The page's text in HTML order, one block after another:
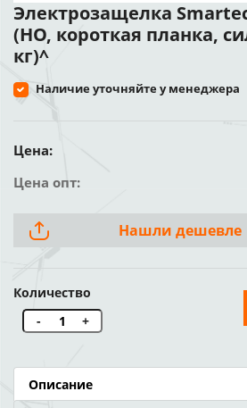
Электрозащелка Smartec
(НО, короткая планка,
кг)^
Наличие уточняйте у менеджера
Цена:
Цена опт:
Нашли дешевле
Количество
-
+
Описание